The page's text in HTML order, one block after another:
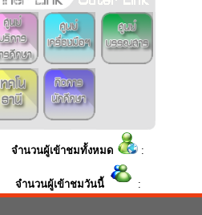
จำนวนผู้เข้าชมทั้งหมด :
จำนวนผู้เข้าชมวันนี้ :